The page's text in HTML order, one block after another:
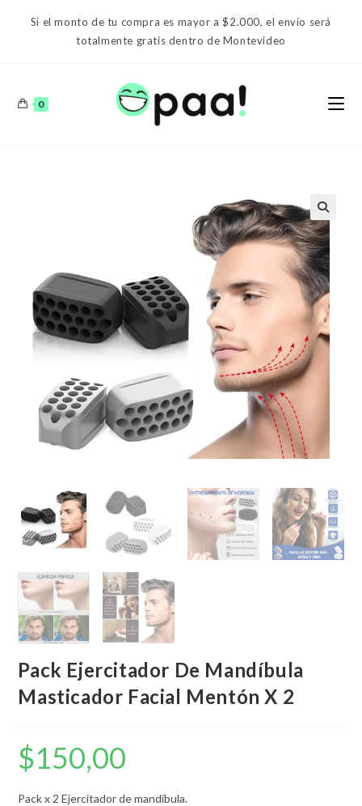
Si el monto de tu compra es mayor a $2.000, el envío será
totalmente gratis dentro de Montevideo
0
Pack Ejercitador De Mandíbula
Masticador Facial Mentón X 2
$150,00
Pack x 2 Ejercitador de mandíbula.